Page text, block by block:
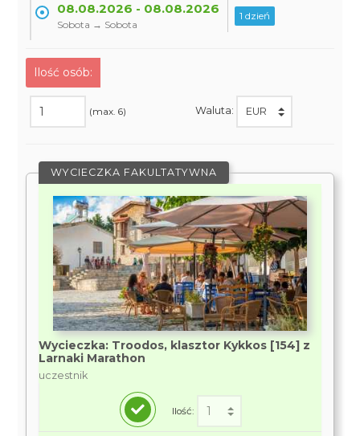
08.08.2026 - 08.08.2026
Sobota → Sobota
1 dzień
Ilość osób:
(max. 6) Waluta:
WYCIECZKA FAKULTATYWNA
Wycieczka: Troodos, klasztor Kykkos [154] z
Larnaki Marathon
uczestnik
Ilość: